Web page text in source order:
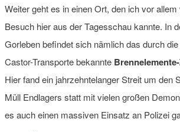
Weiter geht es in einen Ort, den ich vor
Besuch hier aus der Tagesschau kannte. In
Gorleben befindet sich nämlich das durch
Castor-Transporte bekannte
Hier fand ein jahrzehntelanger Streit um den
Müll Endlagers statt mit vielen großen
es auch einen massiven Einsatz an Polizei